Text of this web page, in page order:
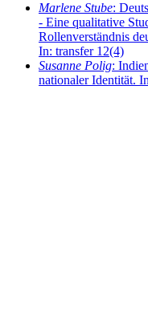
Marlene Stube:
- Eine qualitative
Rollenverständnis
In: transfer 12(4)
Susanne Polig:
nationaler Identität.